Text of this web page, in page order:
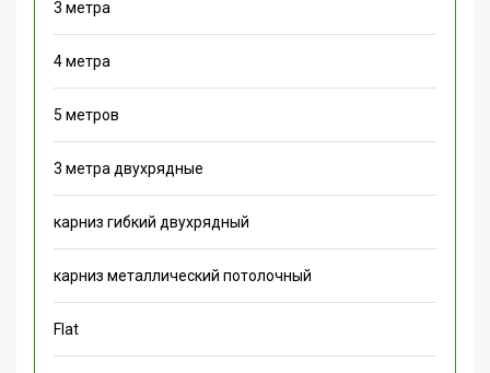
3 метра
4 метра
5 метров
3 метра двухрядные
карниз гибкий двухрядный
карниз металлический потолочный
Flat